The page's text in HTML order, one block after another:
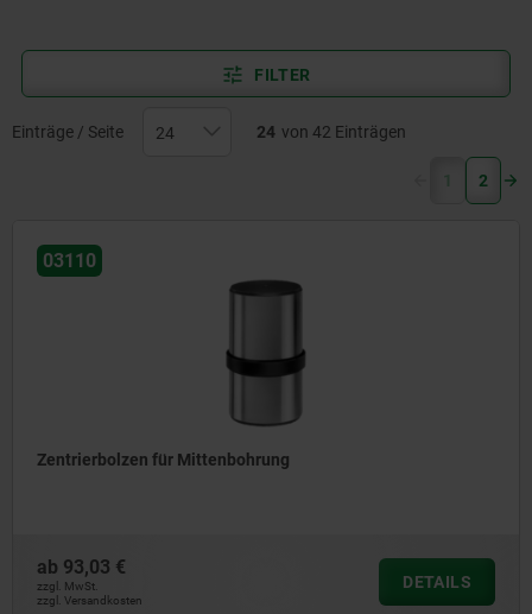
unterschiedlichste Setups.Mehr erfahren
FILTER
Einträge / Seite 24 von 42 Einträgen
1 (current)
2
03110
Zentrierbolzen für Mittenbohrung
ab 93,03 €
zzgl. MwSt.
zzgl. Versandkosten
DETAILS